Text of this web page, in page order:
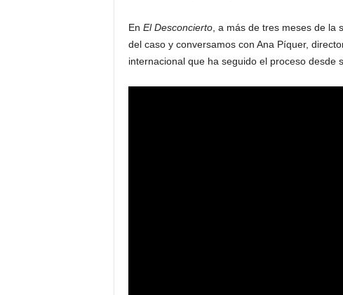
En El Desconcierto, a más de tres meses de la
del caso y conversamos con Ana Píquer,
internacional que ha seguido el proceso desde